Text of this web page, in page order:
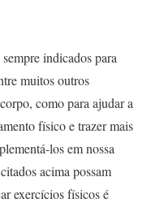
indicados para
muitos outros
como para ajudar a
físico e trazer mais
los em nossa
acima possam
exercícios físicos é